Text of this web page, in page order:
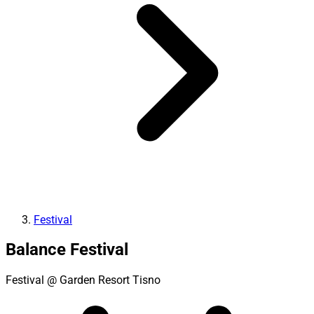
Festival
Balance Festival
Festival @ Garden Resort Tisno